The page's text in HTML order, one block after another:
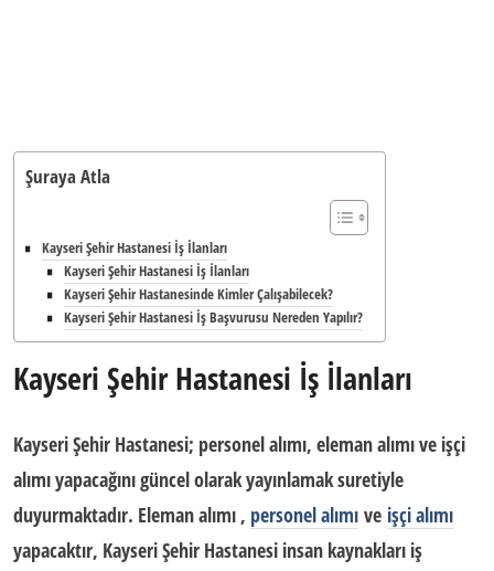
Şuraya Atla
Kayseri Şehir Hastanesi İş İlanları
Kayseri Şehir Hastanesi İş İlanları
Kayseri Şehir Hastanesinde Kimler Çalışabilecek?
Kayseri Şehir Hastanesi İş Başvurusu Nereden Yapılır?
Kayseri Şehir Hastanesi İş İlanları
Kayseri Şehir Hastanesi; personel alımı, eleman alımı ve işçi
alımı yapacağını güncel olarak yayınlamak suretiyle
duyurmaktadır. Eleman alımı , personel alımı ve işçi alımı
yapacaktır, Kayseri Şehir Hastanesi insan kaynakları iş